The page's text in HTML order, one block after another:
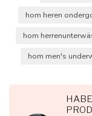
hom heren
hom
hom men's